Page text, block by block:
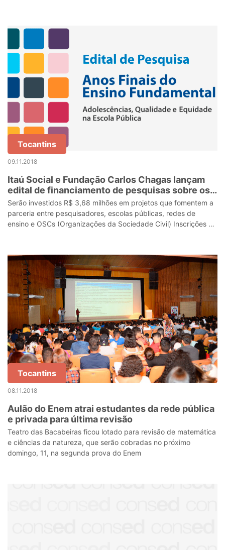
Tocantins
09.11.2018
Itaú Social e Fundação Carlos Chagas lançam
edital de financiamento de pesquisas sobre os
Anos Finais do Ensino Fundamental
Serão investidos R$ 3,68 milhões em projetos que fomentem a
parceria entre pesquisadores, escolas públicas, redes de
ensino e OSCs (Organizações da Sociedade Civil) Inscrições de
Tocantins
08.11.2018
Aulão do Enem atrai estudantes da rede pública
e privada para última revisão
Teatro das Bacabeiras ficou lotado para revisão de matemática
e ciências da natureza, que serão cobradas no próximo
domingo, 11, na segunda prova do Enem